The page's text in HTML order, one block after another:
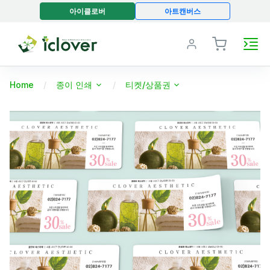
아이클로버 아트캔버스
Home 종이 인쇄 티켓/상품권